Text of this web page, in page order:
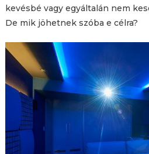
kevésbé vagy egyáltalán nem
De mik jöhetnek szóba e célra?